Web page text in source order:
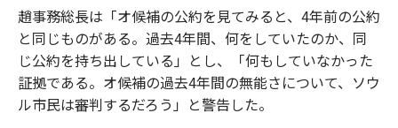
趙事務総長は「オ候補の公約を見てみると、4年前の公約
と同じものがある。過去4年間、何をしていたのか、同
じ公約を持ち出している」とし、「何もしていなかった
証拠である。オ候補の過去4年間の無能さについて、ソウ
ル市民は審判するだろう」と警告した。